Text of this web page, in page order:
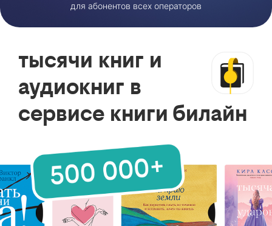
для абонентов всех операторов
тысячи книг и
аудиокниг в
сервисе книги билайн